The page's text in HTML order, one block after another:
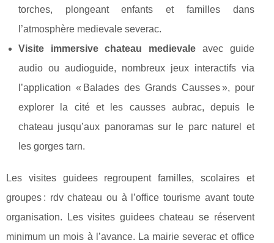
torches, plongeant enfants et familles dans
l’atmosphère medievale severac.
Visite immersive chateau medievale avec guide
audio ou audioguide, nombreux jeux interactifs via
l’application « Balades des Grands Causses », pour
explorer la cité et les causses aubrac, depuis le
chateau jusqu’aux panoramas sur le parc naturel et
les gorges tarn.
Les visites guidees regroupent familles, scolaires et
groupes : rdv chateau ou à l’office tourisme avant toute
organisation. Les visites guidees chateau se réservent
minimum un mois à l’avance. La mairie severac et office